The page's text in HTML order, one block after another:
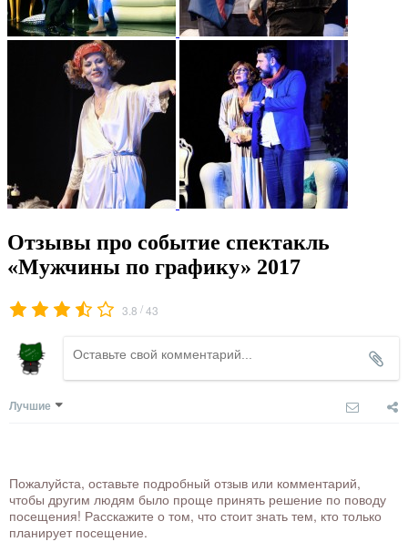
Отзывы про событие спектакль
«Мужчины по графику» 2017
3.8 /43
Лучшие
Пожалуйста, оставьте подробный отзыв или комментарий,
чтобы другим людям было проще принять решение по поводу
посещения! Расскажите о том, что стоит знать тем, кто только
планирует посещение.